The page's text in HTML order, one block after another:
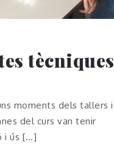
tècniques
moments dels tallers i
del curs van tenir
i ús […]